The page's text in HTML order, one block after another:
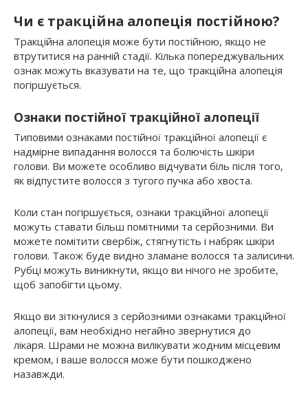
Чи є тракційна алопеція постійною?
Тракційна алопеція може бути постійною, якщо не
втрутитися на ранній стадії. Кілька попереджувальних
ознак можуть вказувати на те, що тракційна алопеція
погіршується.
Ознаки постійної тракційної алопеції
Типовими ознаками постійної тракційної алопеції є
надмірне випадання волосся та болючість шкіри
голови. Ви можете особливо відчувати біль після того,
як відпустите волосся з тугого пучка або хвоста.
Коли стан погіршується, ознаки тракційної алопеції
можуть ставати більш помітними та серйозними. Ви
можете помітити свербіж, стягнутість і набряк шкіри
голови. Також буде видно зламане волосся та залисини.
Рубці можуть виникнути, якщо ви нічого не зробите,
щоб запобігти цьому.
Якщо ви зіткнулися з серйозними ознаками тракційної
алопеції, вам необхідно негайно звернутися до
лікаря. Шрами не можна вилікувати жодним місцевим
кремом, і ваше волосся може бути пошкоджено
назавжди.